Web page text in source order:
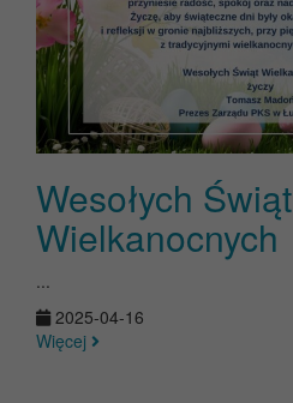
Wesołych Świąt
Wielkanocnych
...
2025-04-16
Więcej